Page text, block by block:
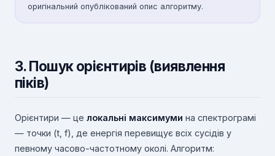
оригінальний опублікований опис алгоритму.
3. Пошук орієнтирів (виявлення
піків)
Орієнтири — це локальні максимуми на спектрограмі
— точки (t, f), де енергія перевищує всіх сусідів у
певному часово-частотному околі. Алгоритм: